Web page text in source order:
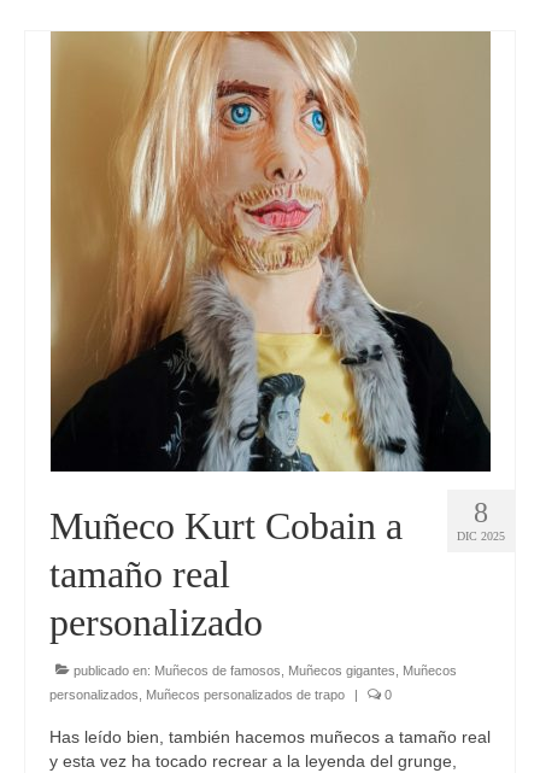
8
DIC 2025
Muñeco Kurt Cobain a
tamaño real
personalizado
publicado en: Muñecos de famosos Muñecos gigantes
Muñecos
personalizados
Muñecos personalizados de trapo | 0
Has leído bien, también hacemos muñecos a tamaño real
y esta vez ha tocado recrear a la leyenda del grunge,